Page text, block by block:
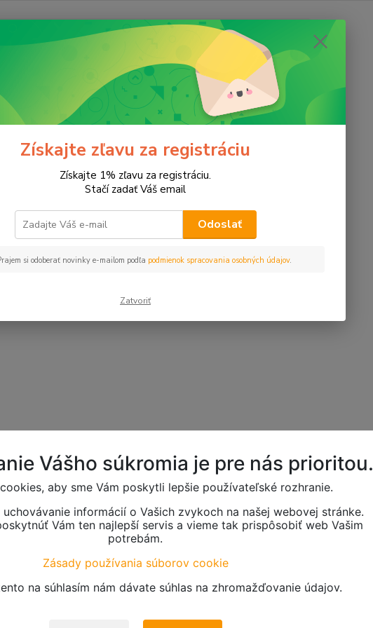
E-shop momentálne prechádza
úpravami.
pochopenie.
Získajte zľavu za registráciu
Získajte 1% zľavu za registráciu.
Stačí zadať Váš email
Odoslať
si odoberať novinky e-mailom podľa podmienok spracovania osobných údajov.
Zatvoriť
Vášho súkromia je pre nás prioritou.
aby sme Vám poskytli lepšie používateľské rozhranie.
uchovávanie informácií o Vašich zvykoch na našej webovej stránke.
Vám ten najlepší servis a vieme tak prispôsobiť web Vašim
potrebám.
Zásady používania súborov cookie
na súhlasím nám dávate súhlas na zhromažďovanie údajov.